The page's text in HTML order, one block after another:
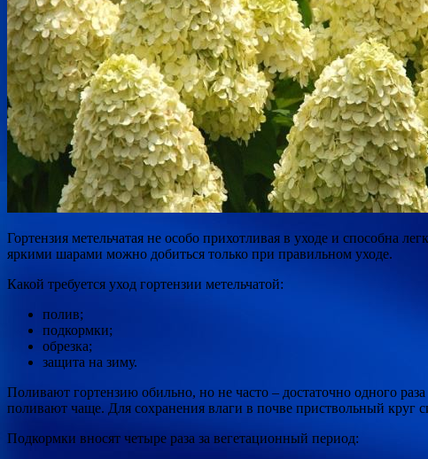
Гортензия метельчатая не особо прихотливая в уходе и
яркими шарами можно добиться только при правильном уходе.
Какой требуется уход гортензии метельчатой:
полив;
подкормки;
обрезка;
защита на зиму.
Поливают гортензию обильно, но не часто – достаточно одного
поливают чаще. Для сохранения влаги в почве приствольный круг
Подкормки вносят четыре раза за вегетационный период: